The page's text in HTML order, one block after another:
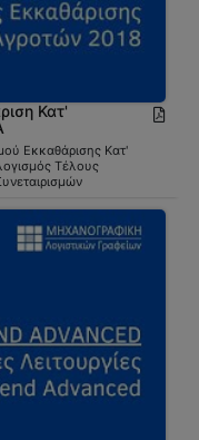
Κατ'
Εκκαθάρισης Κατ'
Τέλους